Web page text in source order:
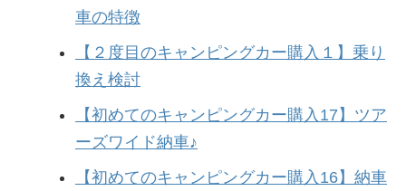
車の特徴
【２度目のキャンピングカー購入１】乗り
換え検討
【初めてのキャンピングカー購入17】ツア
ーズワイド納車♪
【初めてのキャンピングカー購入16】納車